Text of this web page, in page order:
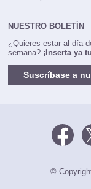
NUESTRO BOLETÍN
¿Quieres estar al día
semana? ¡Inserta ya
Suscríbase a
©